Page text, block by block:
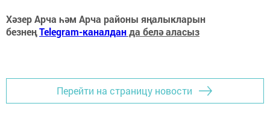
Хәзер Арча һәм Арча районы яңалыкларын
безнеңTelegram-каналданда белә аласыз
Перейти на страницу новости